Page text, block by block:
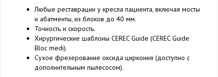
Любые реставрации у кресла пациента, включая мосты
и абатменты, из блоков до 40 мм.
Точность и скорость.
Хирургические шаблоны CEREC Guide (CEREC Guide
Bloc medi).
Сухое фрезерование оксида циркония (доступно с
дополнительным пылесосом).